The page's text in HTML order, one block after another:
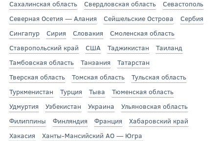
Сахалинская область
Свердловская область
Севастополь
Северная Осетия — Алания
Сейшельские Острова
Сербия
Сингапур
Сирия Словакия
Смоленская область
Ставропольский край
США Таджикистан
Таиланд
Тамбовская область
Танзания
Татарстан
Тверская область
Томская область
Тульская область
Туркменистан
Турция Тыва
Тюменская область
Удмуртия
Узбекистан Украина
Ульяновская область
Филиппины
Финляндия Франция
Хабаровский край
Хакасия
Ханты-Мансийский АО — Югра